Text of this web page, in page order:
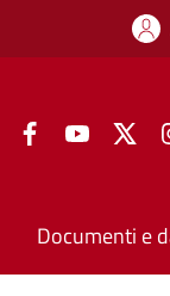
FacebookYouTube
Documenti e